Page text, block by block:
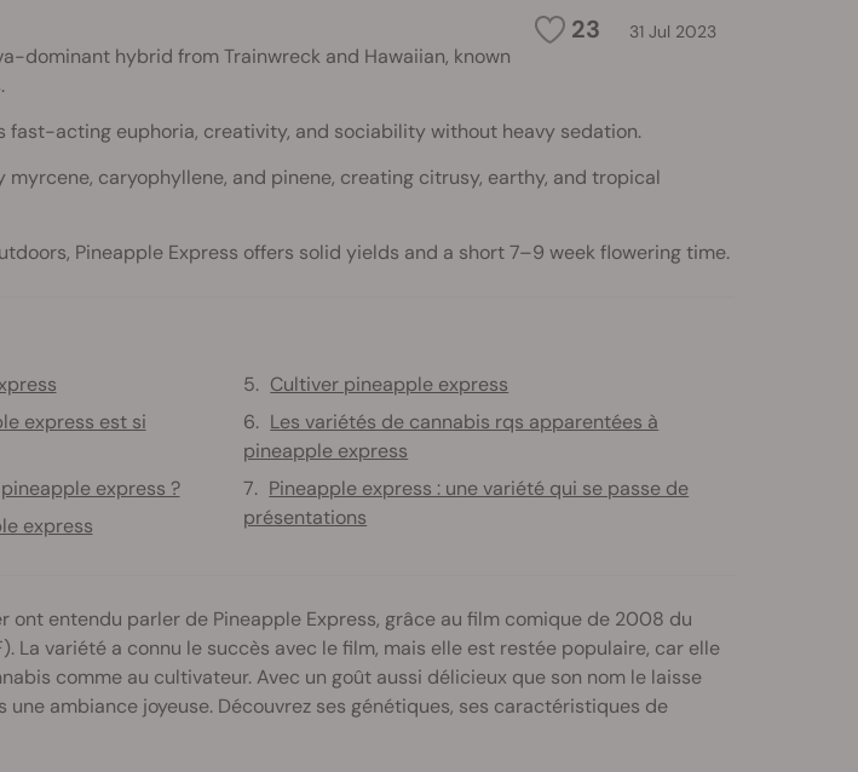
23 31 Jul 2023
dominant hybrid from Trainwreck and Hawaiian, known
fast-acting euphoria, creativity, and sociability without heavy sedation.
myrcene, caryophyllene, and pinene, creating citrusy, earthy, and tropical
Pineapple Express offers solid yields and a short 7–9 week flowering time.
express est si
express ?
express
Cultiver pineapple express
Les variétés de cannabis rqs apparentées à
pineapple express
Pineapple express : une variété qui se passe de
présentations
ont entendu parler de Pineapple Express, grâce au film comique de 2008 du
La variété a connu le succès avec le film, mais elle est restée populaire, car elle
comme au cultivateur. Avec un goût aussi délicieux que son nom le laisse
ambiance joyeuse. Découvrez ses génétiques, ses caractéristiques de